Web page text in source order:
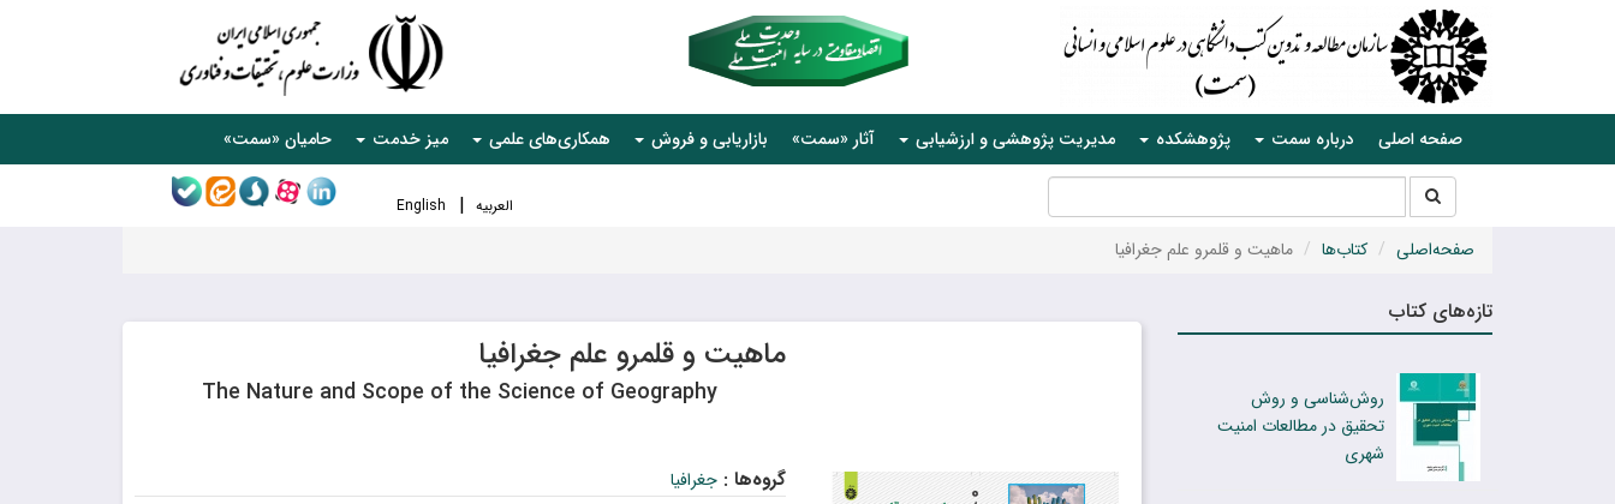
صفحه اصلی درباره سمت پژوهشکده مدیریت پژوهشی و ارزشیابی آثار «سمت» بازاریابی و فروش همکاری‌های علمی میز خدمت حامیان «سمت»
العربیه English جستجو
در
سایتصفحه‌اصلی کتاب‌ها ماهیت و قلمرو علم جغرافیا
ماهیت و قلمرو علم جغرافیا
The Nature and Scope of the Science of Geography
گروه‌ها :جغرافیا
تازه‌های کتاب
روش‌شناسی و روش
تحقیق در مطالعات امنیت
شهری